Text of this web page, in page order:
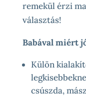
remekül érzi
választás!
Babával miért
Külön
csúszda,